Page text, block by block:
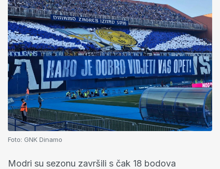
Foto: GNK Dinamo
Modri su sezonu završili s čak 18 bodova